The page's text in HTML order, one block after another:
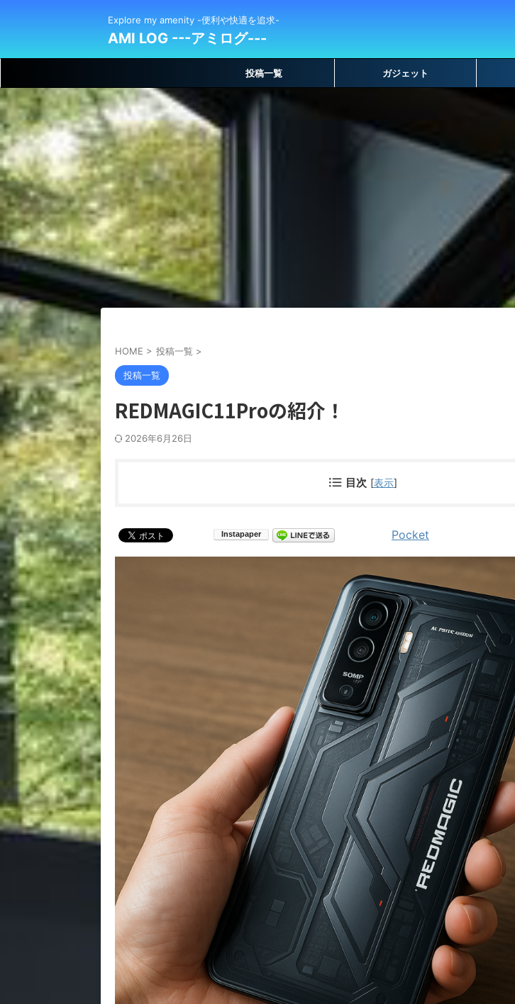
Explore my amenity -便利や快適を追求-
AMI LOG ---アミログ---
投稿一覧 ガジェット
HOME > 投稿一覧 >
投稿一覧
REDMAGIC11Proの紹介！
2026年6月26日
目次 [表示]
Pocket